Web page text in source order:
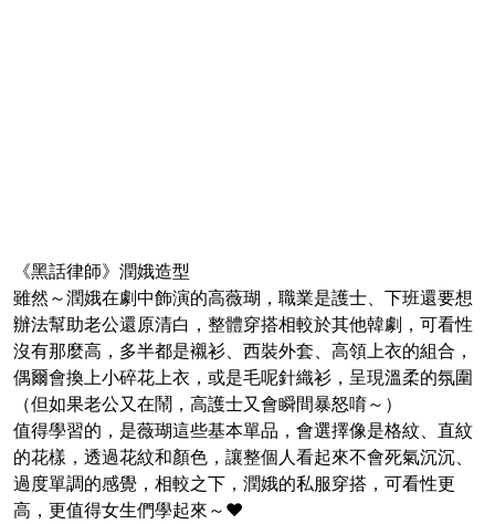
《黑話律師》潤娥造型
雖然～潤娥在劇中飾演的高薇瑚，職業是護士、下班還要想
辦法幫助老公還原清白，整體穿搭相較於其他韓劇，可看性
沒有那麼高，多半都是襯衫、西裝外套、高領上衣的組合，
偶爾會換上小碎花上衣，或是毛呢針織衫，呈現溫柔的氛圍
（但如果老公又在鬧，高護士又會瞬間暴怒唷～）
值得學習的，是薇瑚這些基本單品，會選擇像是格紋、直紋
的花樣，透過花紋和顏色，讓整個人看起來不會死氣沉沉、
過度單調的感覺，相較之下，潤娥的私服穿搭，可看性更
高，更值得女生們學起來～❤